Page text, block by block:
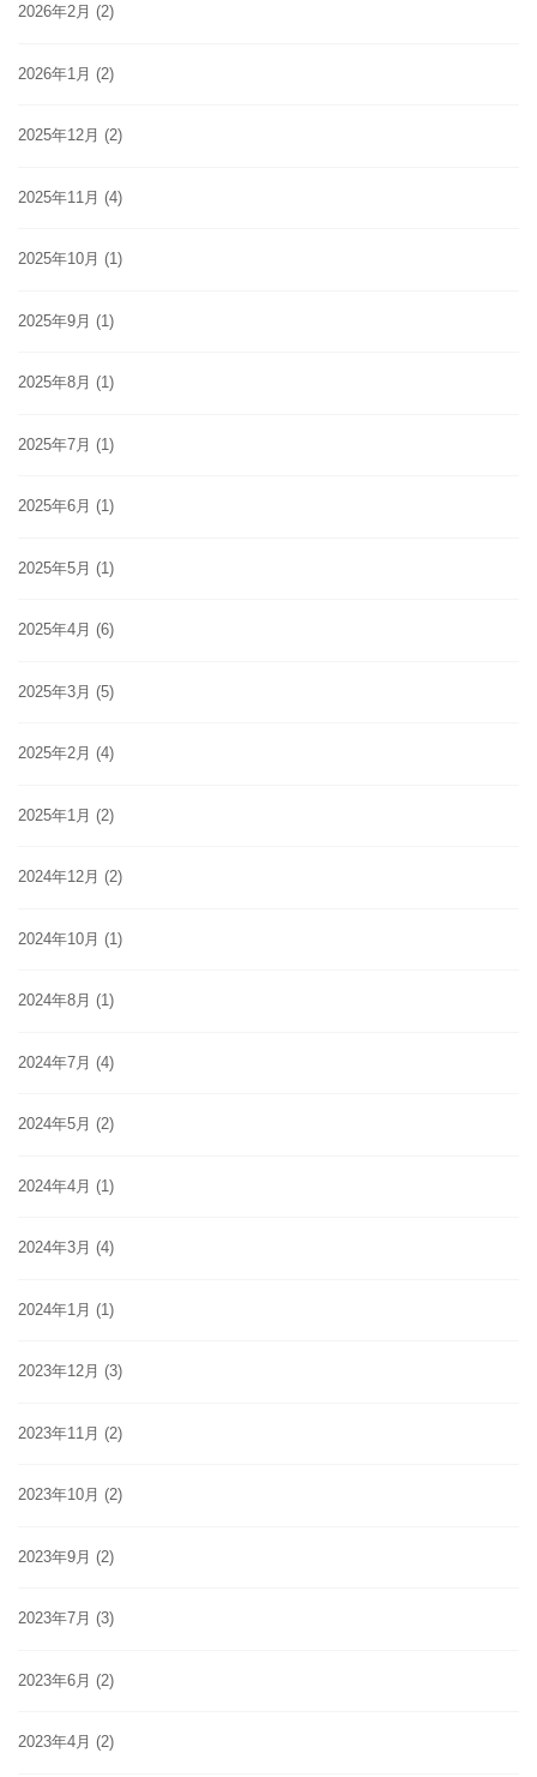
2026年2月 (2)
2026年1月 (2)
2025年12月 (2)
2025年11月 (4)
2025年10月 (1)
2025年9月 (1)
2025年8月 (1)
2025年7月 (1)
2025年6月 (1)
2025年5月 (1)
2025年4月 (6)
2025年3月 (5)
2025年2月 (4)
2025年1月 (2)
2024年12月 (2)
2024年10月 (1)
2024年8月 (1)
2024年7月 (4)
2024年5月 (2)
2024年4月 (1)
2024年3月 (4)
2024年1月 (1)
2023年12月 (3)
2023年11月 (2)
2023年10月 (2)
2023年9月 (2)
2023年7月 (3)
2023年6月 (2)
2023年4月 (2)